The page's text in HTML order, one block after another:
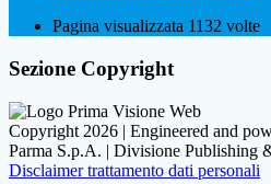
Pagina visualizzata 1132 volte
Sezione Copyright
Copyright 2026 | Engineered and
Parma S.p.A. | Divisione Publishing
Disclaimer trattamento dati personali